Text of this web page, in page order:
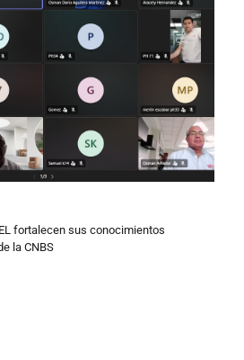
fortalecen sus conocimientos
la CNBS